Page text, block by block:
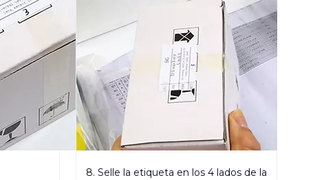
8. Selle la etiqueta en los 4 lados de la